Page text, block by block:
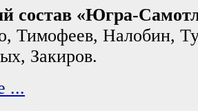
состав «Югра-
Тимофеев, Налобин,
Закиров.
...